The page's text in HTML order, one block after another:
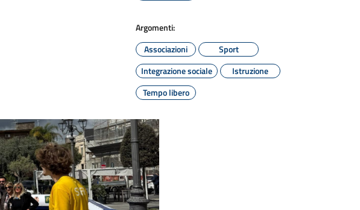
Argomenti:
Associazioni
Sport
Integrazione sociale
Istruzione
Tempo libero